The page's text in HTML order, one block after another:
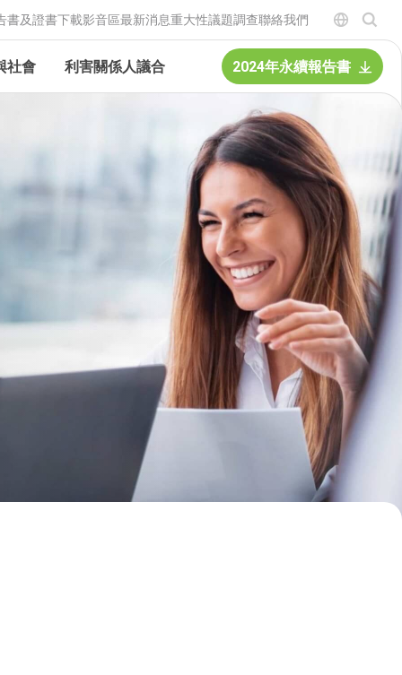
書及證書下載影音區最新消息重大性議題調查聯絡我們
社會 利害關係人議合 2024年永續報告書